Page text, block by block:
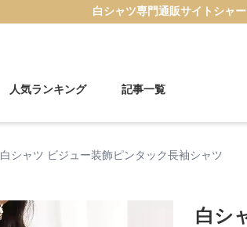
白シャツ専門通販サイト シャ
人気ランキング 記事一覧
白シャツ ビジュー装飾ピンタック長袖シャツ
白シ